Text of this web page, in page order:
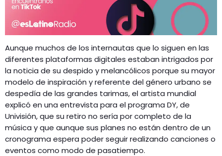
Aunque muchos de los internautas que lo siguen en las
diferentes plataformas digitales estaban intrigados por
la noticia de su despido y melancólicos porque su mayor
modelo de inspiración y referente del género urbano se
despedía de las grandes tarimas, el artista mundial
explicó en una entrevista para el programa DY, de
Univisión, que su retiro no sería por completo de la
música y que aunque sus planes no están dentro de un
cronograma espera poder seguir realizando canciones o
eventos como modo de pasatiempo.